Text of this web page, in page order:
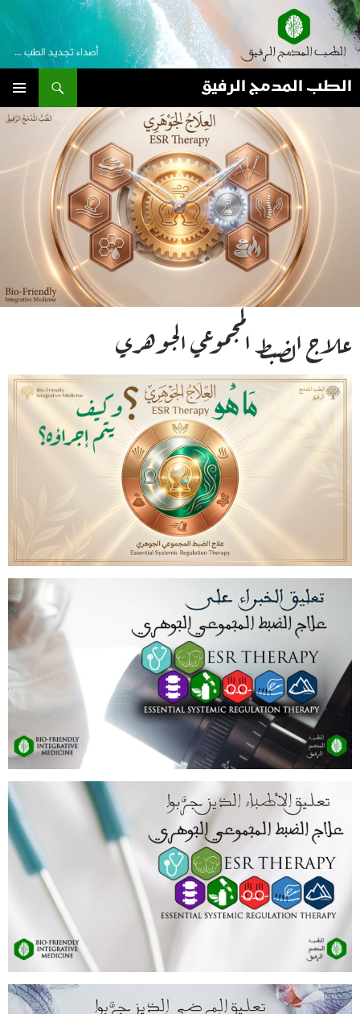
انتقل
إلى
المحتوى
الطب المدمج الرفيق
بحث
القائمة
علاج الضبط المجموعي الجوهري